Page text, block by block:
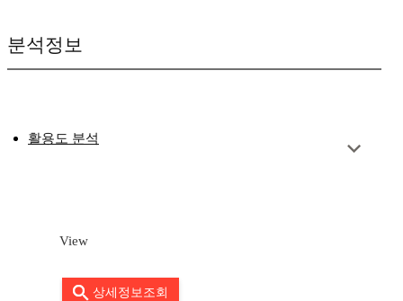
분석정보
활용도 분석
View
상세정보조회